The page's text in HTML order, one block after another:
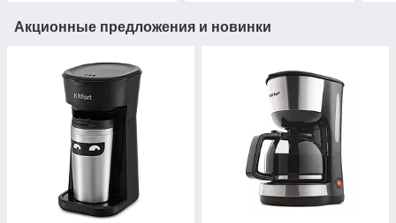
Акционные предложения и новинки